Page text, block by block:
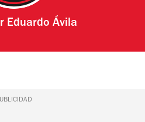
Eduardo Ávila